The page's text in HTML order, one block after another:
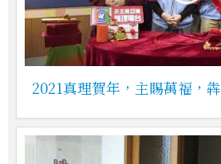
2021真理賀年，主賜萬福，